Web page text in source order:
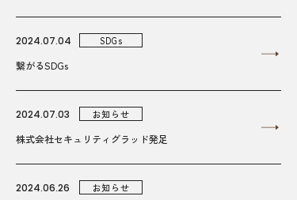
2024.07.04 SDGs
繋がるSDGs
2024.07.03 お知らせ
株式会社セキュリティグラッド発足
2024.06.26 お知らせ